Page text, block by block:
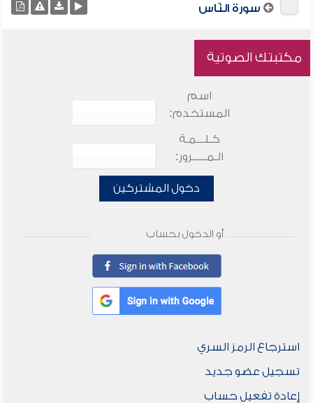
سورة النّاس
مكتبتك الصوتية
اسم
المستخدم:
كـلـــمـة
الـمـــــرور:
دخول المشتركين
أو الدخول بحساب
استرجاع الرمز السري
تسجيل عضو جديد
إعادة تفعيل حساب